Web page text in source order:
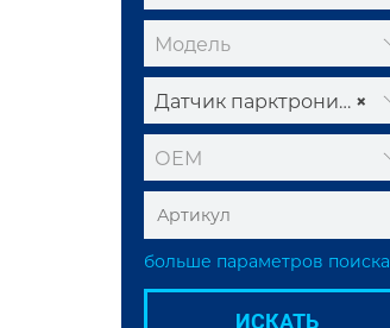
Модель
×
Датчик парктроника
ОЕМ
больше параметров поиска
ИСКАТЬ